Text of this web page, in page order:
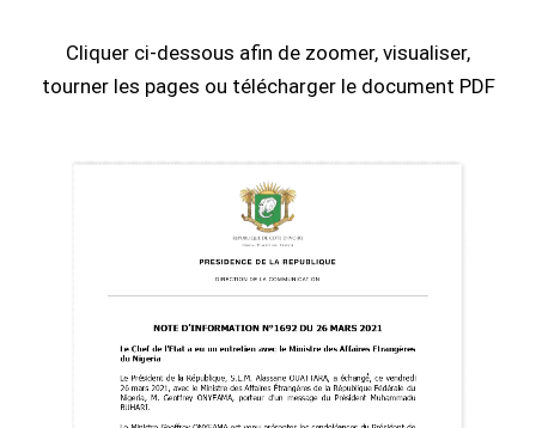
Cliquer ci-dessous afin de zoomer, visualiser,
tourner les pages ou télécharger le document PDF